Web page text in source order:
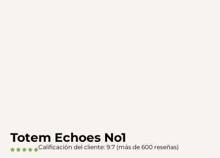
Totem Echoes No1
Calificación del cliente: 9.7 (más de 600 reseñas)